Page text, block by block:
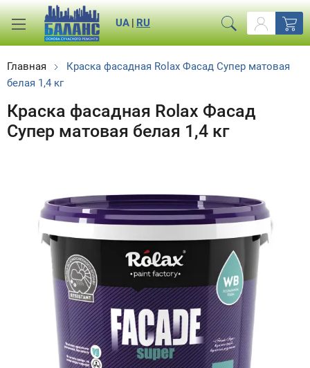
RU
|
UA
Главная
Краска фасадная Rolax Фасад Супер матовая
белая 1,4 кг
Краска фасадная Rolax Фасад
Супер матовая белая 1,4 кг